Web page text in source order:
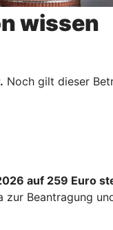
wissen
Noch gilt dieser
auf 259 Euro
Beantragung